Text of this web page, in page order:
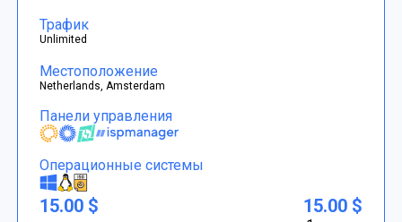
Трафик
Unlimited
Местоположение
Netherlands, Amsterdam
Панели управления
Операционные системы
15.00 $ 15.00 $